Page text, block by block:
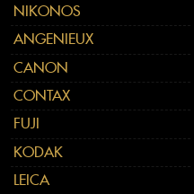
NIKONOS
ANGENIEUX
CANON
CONTAX
FUJI
KODAK
LEICA